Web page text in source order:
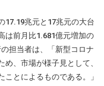
17.19兆元と17兆元の大台
は前月比1.681億元増加の
担当者は、「新型コロナ
、市場が様子見として、
とによるものである。」